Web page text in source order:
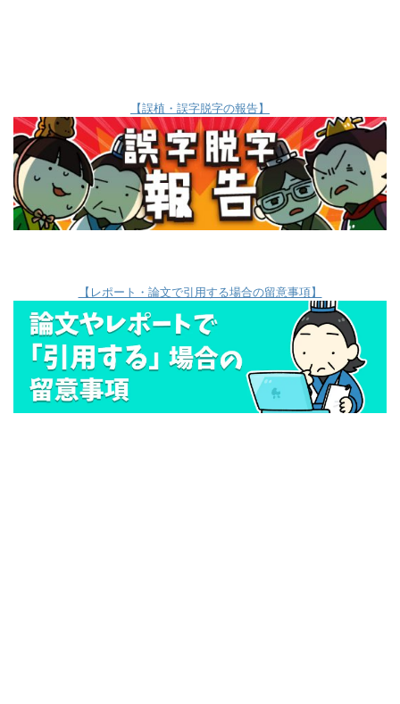
【誤植・誤字脱字の報告】
【レポート・論文で引用する場合の留意事項】